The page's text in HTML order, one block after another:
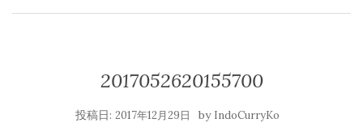
2017052620155700
投稿日: 2017年12月29日 by IndoCurryKo